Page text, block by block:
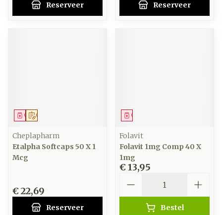
Reserveer Reserveer
Op voorschrift
Geneesmiddel
Cheplapharm
Etalpha Softcaps 50 X 1
Mcg
€ 22,69
Reserveer
Geneesmiddel
Folavit
Folavit 1mg Comp 40 X
1mg
€ 13,95
Bestel